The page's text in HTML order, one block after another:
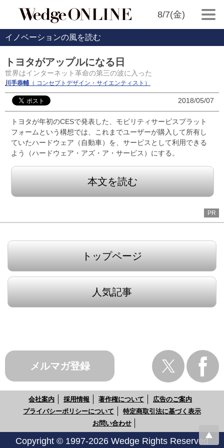
8/7(金)
イノベーションの風を読む
トヨタがアップルになる日
世界はインターネット革命の第三の波に入った
川手恭輔 （ コンセプトデザイン・サイエンティスト）
2018/05/07
トヨタが年初のCESで発表した、モビリティサービスプラット
フォームという構想では、これまでユーザーが購入して所有し
ていたハードウェア（自動車）を、サービスとして利用できる
よう（ハードウェア・アズ・ア・サービス）にする。
本文を読む
PR
トップページ
人気記事
メルマガ登録
会社案内 採用情報 著作権について
広告のご案内
プライバシーポリシーについて
特定商取引法に基づく表示
お問い合わせ
Copyright © 1997-2026 Wedge Rights Reserved